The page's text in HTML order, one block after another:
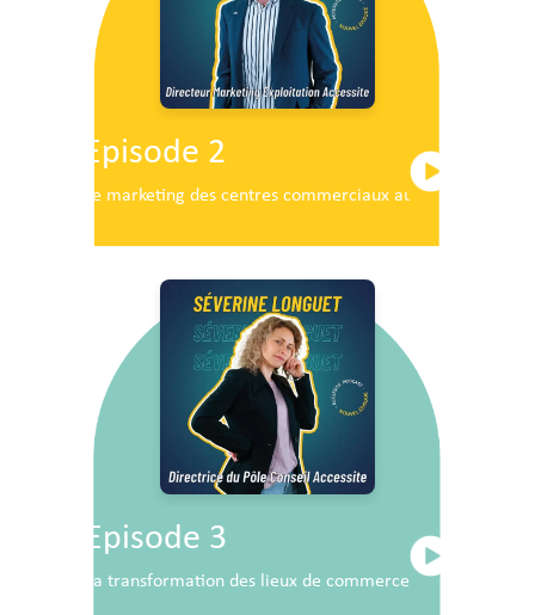
Episode 2
Le marketing des centres commerciaux au service du
Episode 3
La transformation des lieux de commerce